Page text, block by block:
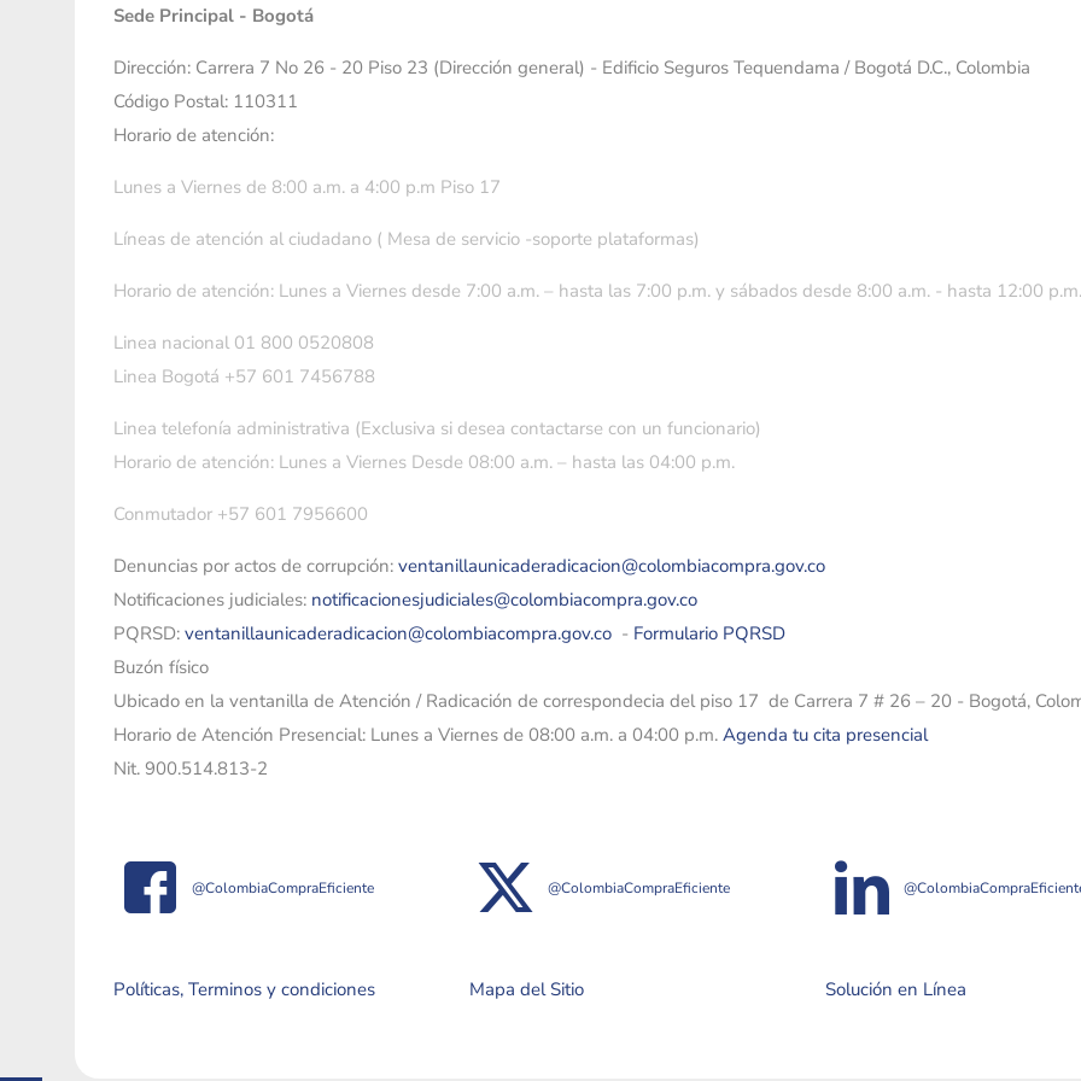
Sede Principal - Bogotá
Dirección: Carrera 7 No 26 - 20 Piso 23 (Dirección general) - Edificio Seguros Tequendama / Bogotá D.C., Colombia
Código Postal: 110311
Horario de atención:
Lunes a Viernes de 8:00 a.m. a 4:00 p.m Piso 17
Líneas de atención al ciudadano ( Mesa de servicio -soporte plataformas)
Horario de atención: Lunes a Viernes desde 7:00 a.m. – hasta las 7:00 p.m. y sábados desde 8:00 a.m. - hasta 12:00 p.m.
Linea nacional 01 800 0520808
Linea Bogotá +57 601 7456788
Linea telefonía administrativa (Exclusiva si desea contactarse con un funcionario)
Horario de atención: Lunes a Viernes Desde 08:00 a.m. – hasta las 04:00 p.m.
Conmutador +57 601 7956600
Denuncias por actos de corrupción: ventanillaunicaderadicacion@colombiacompra.gov.co
Notificaciones judiciales: notificacionesjudiciales@colombiacompra.gov.co
PQRSD: ventanillaunicaderadicacion@colombiacompra.gov.co - Formulario PQRSD
Buzón físico
Ubicado en la ventanilla de Atención / Radicación de correspondecia del piso 17 de Carrera 7 # 26 – 20 - Bogotá,
Horario de Atención Presencial: Lunes a Viernes de 08:00 a.m. a 04:00 p.m. Agenda tu cita presencial
Nit. 900.514.813-2
@ColombiaCompraEficiente @ColombiaCompraEficiente
Políticas, Terminos y condiciones Mapa del Sitio Solución en Línea